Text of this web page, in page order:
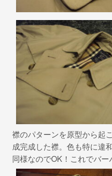
襟のパターンを原型から起
成完成した襟。色も特に違
同様なのでOK！これでバー